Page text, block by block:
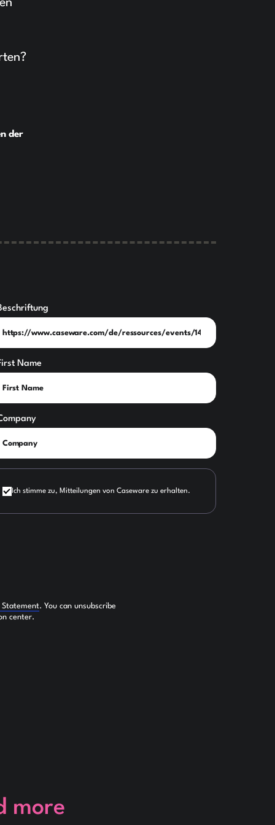
der
Name
Ich stimme zu, Mitteilungen von Caseware zu erhalten.
Statement. You can unsubscribe
center.
more